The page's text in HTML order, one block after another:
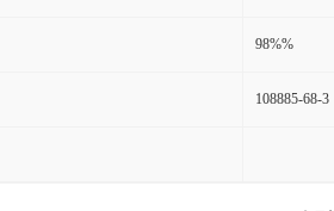
98%%
108885-68-3